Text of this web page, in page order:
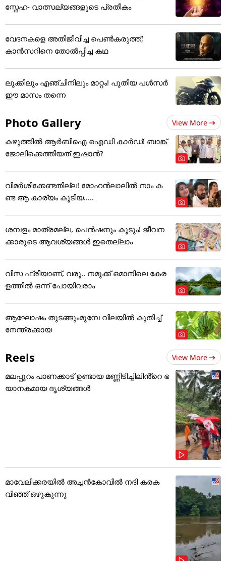
സ്നേഹ- വാത്സല്യങ്ങളുടെ പ്രതീകം
വേദനകളെ അതിജീവിച്ച പെൺകരുത്ത്;
കാന്‍സറിനെ തോൽപ്പിച്ച കഥ
ലുക്കിലും എഞ്ചിനിലും മാറ്റം! പുതിയ പൾസർ
ഈ മാസം തന്നെ
Photo Gallery View More
കഴുത്തില്‍ ആര്‍ബിഐ ഐഡി കാര്‍ഡ്! ബാങ്ക്
ജോലിക്കെത്തിയത് ഇഷാന്‍?
വിമർശിക്കേണ്ടതില്ല! മോഹൻലാലിൽ നാം ക
ണ്ട ആ കാര്യം കൂടിയ.....
ശമ്പളം മാത്രമല്ല, പെൻഷനും കൂടും! ജീവന
ക്കാരുടെ ആവശ്യങ്ങൾ ഇതെല്ലാം
വിസ ഫ്രീയാണ്, വരൂ.. നമുക്ക് ഒമാനിലെ കേര
ളത്തിൽ ഒന്ന് പോയിവരാം
ആഘോഷം തുടങ്ങുംമുമ്പേ വിലയില്‍ കുതിച്ച്
നേന്ത്രക്കായ
Reels View More
മലപ്പുറം പാണക്കാട് ഉണ്ടായ മണ്ണിടിച്ചിലിൻ്റെ ഭ
യാനകമായ ദൃശ്യങ്ങൾ
മാവേലിക്കരയിൽ അച്ചൻകോവിൽ നദി കരക
വിഞ്ഞ് ഒഴുകുന്നു